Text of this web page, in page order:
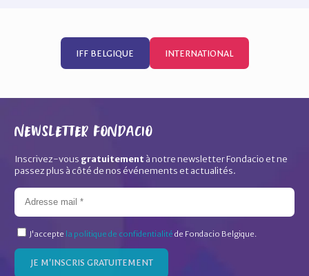
IFF BELGIQUE INTERNATIONAL
Newsletter Fondacio
Inscrivez-vous gratuitement à notre newsletter Fondacio et ne
passez plus à côté de nos événements et actualités.
J'accepte la politique de confidentialité de Fondacio Belgique.
JE M'INSCRIS GRATUITEMENT